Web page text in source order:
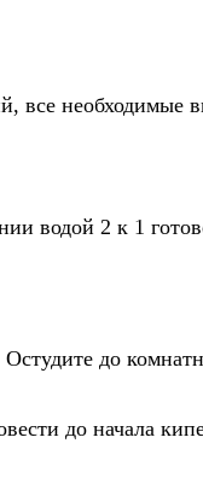
все необходимые
водой 2 к 1
до
до начала